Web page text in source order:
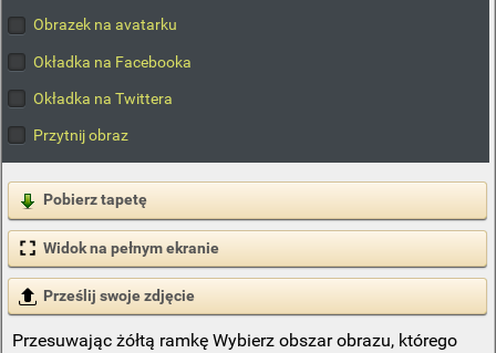
Obrazek na avatarku
Okładka na Facebooka
Okładka na Twittera
Przytnij obraz
Pobierz tapetę
Widok na pełnym ekranie
Prześlij swoje zdjęcie
Przesuwając żółtą ramkę Wybierz obszar obrazu, którego